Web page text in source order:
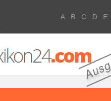
A B C D E